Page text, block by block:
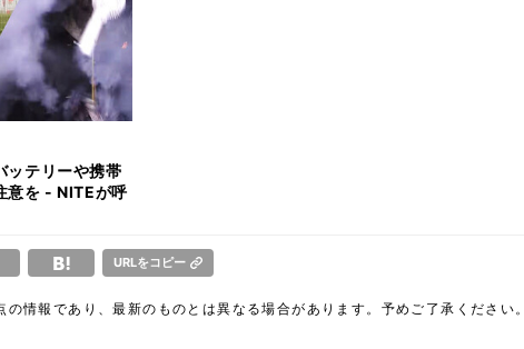
ッテリーや携帯
NITEが呼
URLをコピー
情報であり、最新のものとは異なる場合があります。予めご了承ください。